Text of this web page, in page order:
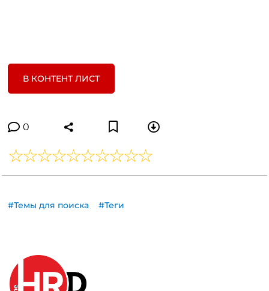
В КОНТЕНТ ЛИСТ
0
#Темы для поиска #Теги